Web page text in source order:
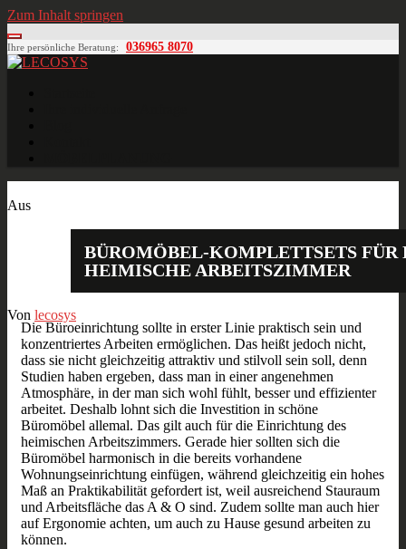
Zum Inhalt springen
Ihre persönliche Beratung: 036965 8070
Aus
BÜROMÖBEL-KOMPLETTSETS FÜR
HEIMISCHE ARBEITSZIMMER
Von lecosys
Die Büroeinrichtung sollte in erster Linie praktisch sein und
konzentriertes Arbeiten ermöglichen. Das heißt jedoch nicht,
dass sie nicht gleichzeitig attraktiv und stilvoll sein soll, denn
Studien haben ergeben, dass man in einer angenehmen
Atmosphäre, in der man sich wohl fühlt, besser und effizienter
arbeitet. Deshalb lohnt sich die Investition in schöne
Büromöbel allemal. Das gilt auch für die Einrichtung des
heimischen Arbeitszimmers. Gerade hier sollten sich die
Büromöbel harmonisch in die bereits vorhandene
Wohnungseinrichtung einfügen, während gleichzeitig ein hohes
Maß an Praktikabilität gefordert ist, weil ausreichend Stauraum
und Arbeitsfläche das A & O sind. Zudem sollte man auch hier
auf Ergonomie achten, um auch zu Hause gesund arbeiten zu
können.